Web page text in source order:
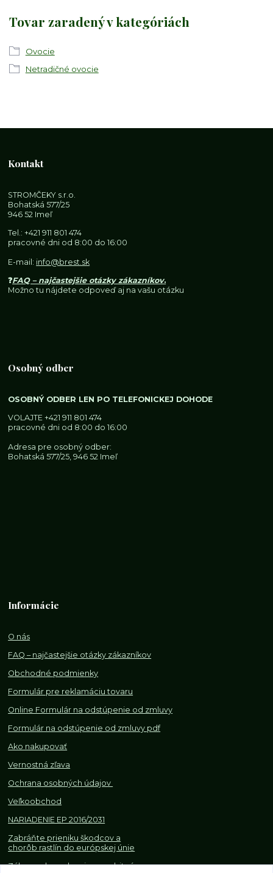
Tovar zaradený v kategóriách
Ovocie
Netradičné ovocie
Kontakt
STROMČEKY s.r.o.
Bohatská 577/25
946 52 Imeľ
Tel.:+421 911 801 474
pracovné dni od 8:00 do 16:00
E-mail: info@brest.sk
❓FAQ – najčastejšie otázky zákazníkov.
Možno tu nájdete odpoveď aj na vašu otázku
Osobný odber
OSOBNÝ ODBER LEN PO TELEFONICKEJ DOHODE
VOLAJTE+421 911 801 474
pracovné dni od 8:00 do 16:00
Adresa pre osobný odber:
Bohatská 577/25, 946 52 Imeľ
Informácie
O nás
FAQ – najčastejšie otázky zákazníkov
Obchodné podmienky
Formulár pre reklamáciu tovaru
Online Formulár na odstúpenie od zmluvy
Formulár na odstúpenie od zmluvy pdf
Ako nakupovať
Vernostná zľava
Ochrana osobných údajov
Veľkoobchod
NARIADENIE EP 2016/2031
Zabráňte prieniku škodcov a
chorôb rastlín do európskej únie
Zákazy, obmedzenia a osobitné